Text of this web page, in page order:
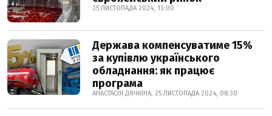
25 ЛИСТОПАДА 2024, 13:00
Держава компенсуватиме 15%
за купівлю українського
обладнання: як працює
програма
АНАСТАСІЯ ДЯЧКІНА, 25 ЛИСТОПАДА 2024, 08:30